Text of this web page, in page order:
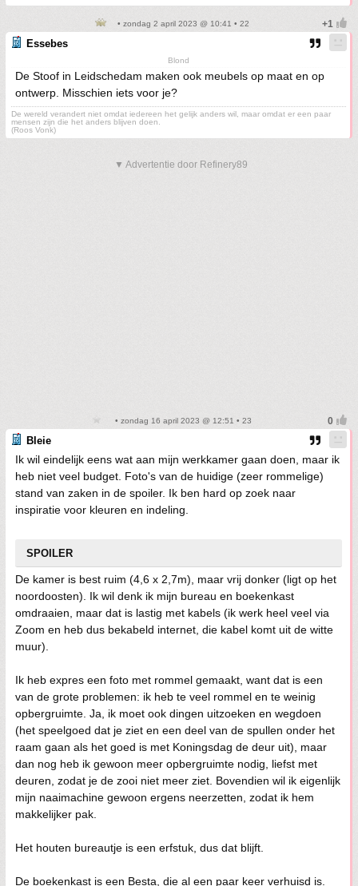
• zondag 2 april 2023 @ 10:41 • 22
Essebes
Blond
De Stoof in Leidschedam maken ook meubels op maat en op
ontwerp. Misschien iets voor je?
De wereld verandert niet omdat iedereen het gelijk anders wil, maar omdat er een paar
mensen zijn die het anders blijven doen.
(Roos Vonk)
▼ Advertentie door Refinery89
• zondag 16 april 2023 @ 12:51 • 23
Bleie
Ik wil eindelijk eens wat aan mijn werkkamer gaan doen, maar ik
heb niet veel budget. Foto's van de huidige (zeer rommelige)
stand van zaken in de spoiler. Ik ben hard op zoek naar
inspiratie voor kleuren en indeling.
SPOILER
De kamer is best ruim (4,6 x 2,7m), maar vrij donker (ligt op het
noordoosten). Ik wil denk ik mijn bureau en boekenkast
omdraaien, maar dat is lastig met kabels (ik werk heel veel via
Zoom en heb dus bekabeld internet, die kabel komt uit de witte
muur).
Ik heb expres een foto met rommel gemaakt, want dat is een
van de grote problemen: ik heb te veel rommel en te weinig
opbergruimte. Ja, ik moet ook dingen uitzoeken en wegdoen
(het speelgoed dat je ziet en een deel van de spullen onder het
raam gaan als het goed is met Koningsdag de deur uit), maar
dan nog heb ik gewoon meer opbergruimte nodig, liefst met
deuren, zodat je de zooi niet meer ziet. Bovendien wil ik eigenlijk
mijn naaimachine gewoon ergens neerzetten, zodat ik hem
makkelijker pak.
Het houten bureautje is een erfstuk, dus dat blijft.
De boekenkast is een Besta, die al een paar keer verhuisd is.